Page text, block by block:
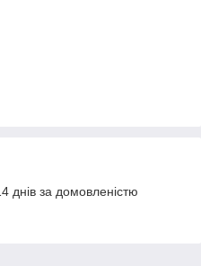
днів за домовленістю